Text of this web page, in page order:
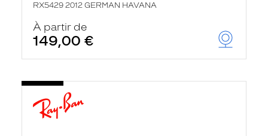
RX5429 2012 GERMAN HAVANA
À partir de
149,00 €